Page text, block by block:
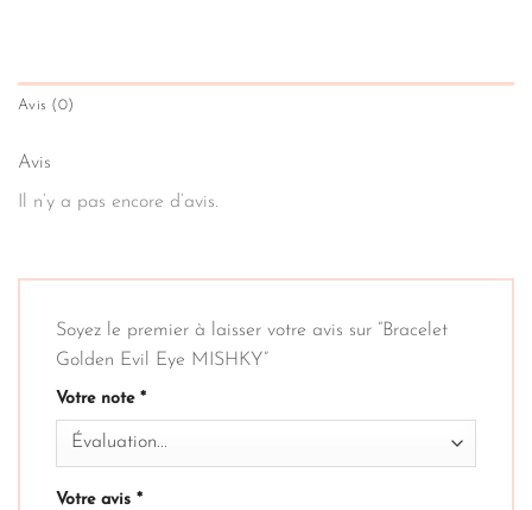
Avis (0)
Avis
Il n’y a pas encore d’avis.
Soyez le premier à laisser votre avis sur “Bracelet
Golden Evil Eye MISHKY”
Votre note *
Votre avis *